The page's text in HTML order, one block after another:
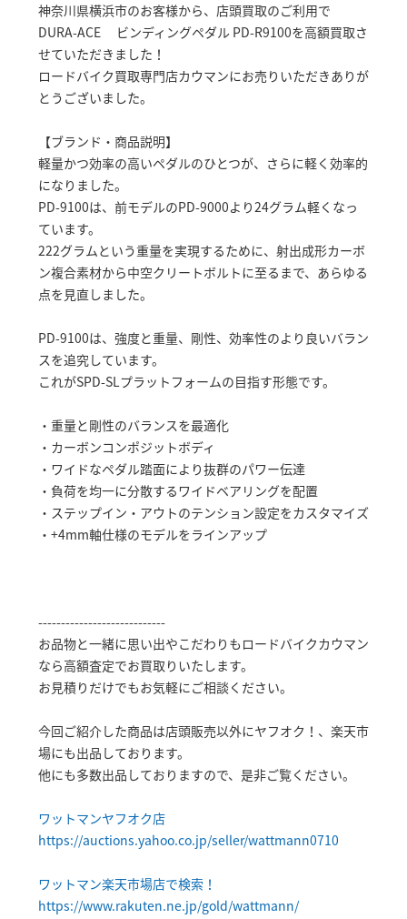
神奈川県横浜市のお客様から、店頭買取のご利用で
DURA-ACE ビンディングペダル PD-R9100を高額買取さ
せていただきました！
ロードバイク買取専門店カウマンにお売りいただきありが
とうございました。
【ブランド・商品説明】
軽量かつ効率の高いペダルのひとつが、さらに軽く効率的
になりました。
PD-9100は、前モデルのPD-9000より24グラム軽くなっ
ています。
222グラムという重量を実現するために、射出成形カーボ
ン複合素材から中空クリートボルトに至るまで、あらゆる
点を見直しました。
PD-9100は、強度と重量、剛性、効率性のより良いバラン
スを追究しています。
これがSPD-SLプラットフォームの目指す形態です。
・重量と剛性のバランスを最適化
・カーボンコンポジットボディ
・ワイドなペダル踏面により抜群のパワー伝達
・負荷を均一に分散するワイドベアリングを配置
・ステップイン・アウトのテンション設定をカスタマイズ
・+4mm軸仕様のモデルをラインアップ
----------------------------
お品物と一緒に思い出やこだわりもロードバイクカウマン
なら高額査定でお買取りいたします。
お見積りだけでもお気軽にご相談ください。
今回ご紹介した商品は店頭販売以外にヤフオク！、楽天市
場にも出品しております。
他にも多数出品しておりますので、是非ご覧ください。
ワットマンヤフオク店
https://auctions.yahoo.co.jp/seller/wattmann0710
ワットマン楽天市場店で検索！
https://www.rakuten.ne.jp/gold/wattmann/